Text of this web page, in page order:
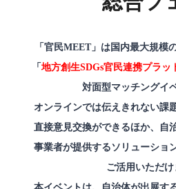
「官民MEET」は国内最大規模
「 地方創生SDGs官民連携プラッ
対面型マッチングイ
オンラインでは伝えきれない課
直接意見交換ができるほか、
自
事業者が提供するソリューショ
ご活用いただけ